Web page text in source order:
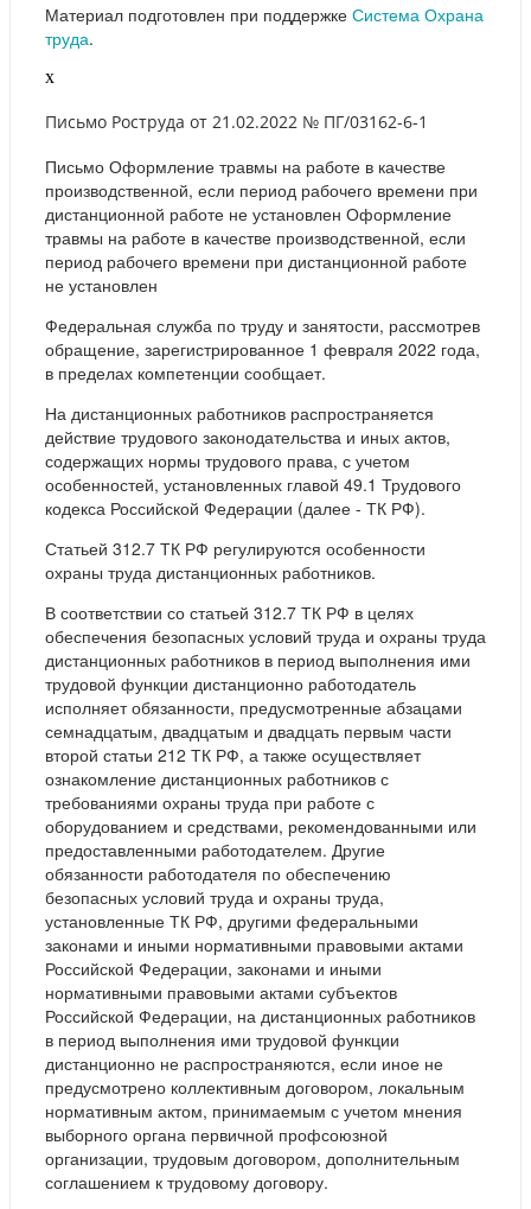
Материал подготовлен при поддержке Система Охрана
труда.
x
Письмо Роструда от 21.02.2022 № ПГ/03162-6-1
Письмо Оформление травмы на работе в качестве
производственной, если период рабочего времени при
дистанционной работе не установлен Оформление
травмы на работе в качестве производственной, если
период рабочего времени при дистанционной работе
не установлен
Федеральная служба по труду и занятости, рассмотрев
обращение, зарегистрированное 1 февраля 2022 года,
в пределах компетенции сообщает.
На дистанционных работников распространяется
действие трудового законодательства и иных актов,
содержащих нормы трудового права, с учетом
особенностей, установленных главой 49.1 Трудового
кодекса Российской Федерации (далее - ТК РФ).
Статьей 312.7 ТК РФ регулируются особенности
охраны труда дистанционных работников.
В соответствии со статьей 312.7 ТК РФ в целях
обеспечения безопасных условий труда и охраны труда
дистанционных работников в период выполнения ими
трудовой функции дистанционно работодатель
исполняет обязанности, предусмотренные абзацами
семнадцатым, двадцатым и двадцать первым части
второй статьи 212 ТК РФ, а также осуществляет
ознакомление дистанционных работников с
требованиями охраны труда при работе с
оборудованием и средствами, рекомендованными или
предоставленными работодателем. Другие
обязанности работодателя по обеспечению
безопасных условий труда и охраны труда,
установленные ТК РФ, другими федеральными
законами и иными нормативными правовыми актами
Российской Федерации, законами и иными
нормативными правовыми актами субъектов
Российской Федерации, на дистанционных работников
в период выполнения ими трудовой функции
дистанционно не распространяются, если иное не
предусмотрено коллективным договором, локальным
нормативным актом, принимаемым с учетом мнения
выборного органа первичной профсоюзной
организации, трудовым договором, дополнительным
соглашением к трудовому договору.